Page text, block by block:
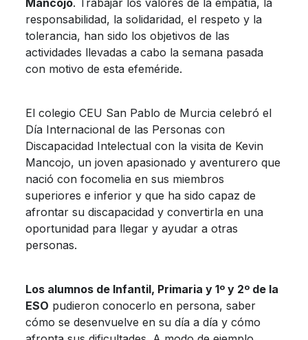
responsabilidad, la solidaridad, el respeto y la
tolerancia, han sido los objetivos de las
actividades llevadas a cabo la semana pasada
con motivo de esta efeméride.
El colegio CEU San Pablo de Murcia celebró el
Día Internacional de las Personas con
Discapacidad Intelectual con la visita de Kevin
Mancojo, un joven apasionado y aventurero que
nació con focomelia en sus miembros
superiores e inferior y que ha sido capaz de
afrontar su discapacidad y convertirla en una
oportunidad para llegar y ayudar a otras
personas.
Los alumnos de Infantil, Primaria y 1º y 2º de la
ESO pudieron conocerlo en persona, saber
cómo se desenvuelve en su día a día y cómo